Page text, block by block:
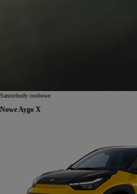
Samochody osobowe
Nowe Aygo X